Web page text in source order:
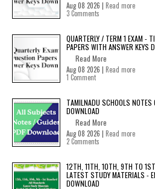
Aug 08 2026 | Read more
3 Comments
QUARTERLY / TERM 1 EXAM -
PAPERS WITH ANSWER KEYS
Read More
Aug 08 2026 | Read more
1 Comment
TAMILNADU SCHOOLS
DOWNLOAD
Read More
Aug 08 2026 | Read more
2 Comments
12TH, 11TH, 10TH, 9TH TO
LATEST STUDY MATERIALS -
DOWNLOAD